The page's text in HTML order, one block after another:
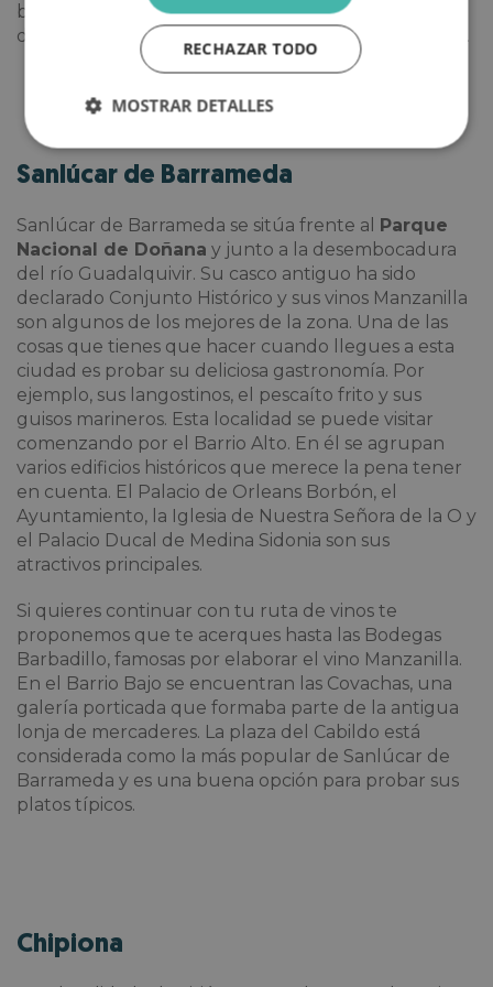
barrio se caracteriza por tener tabernas flamencas
donde podrás acercarte más a este maravilloso arte.
Sanlúcar de Barrameda
Sanlúcar de Barrameda se sitúa frente al Parque
Nacional de Doñana y junto a la desembocadura
del río Guadalquivir. Su casco antiguo ha sido
declarado Conjunto Histórico y sus vinos Manzanilla
son algunos de los mejores de la zona. Una de las
cosas que tienes que hacer cuando llegues a esta
ciudad es probar su deliciosa gastronomía. Por
ejemplo, sus langostinos, el pescaíto frito y sus
guisos marineros. Esta localidad se puede visitar
comenzando por el Barrio Alto. En él se agrupan
varios edificios históricos que merece la pena tener
en cuenta. El Palacio de Orleans Borbón, el
Ayuntamiento, la Iglesia de Nuestra Señora de la O y
el Palacio Ducal de Medina Sidonia son sus
atractivos principales.
Si quieres continuar con tu ruta de vinos te
proponemos que te acerques hasta las Bodegas
Barbadillo, famosas por elaborar el vino Manzanilla.
En el Barrio Bajo se encuentran las Covachas, una
galería porticada que formaba parte de la antigua
lonja de mercaderes. La plaza del Cabildo está
considerada como la más popular de Sanlúcar de
Barrameda y es una buena opción para probar sus
platos típicos.
Chipiona
RECHAZAR TODO
MOSTRAR DETALLES